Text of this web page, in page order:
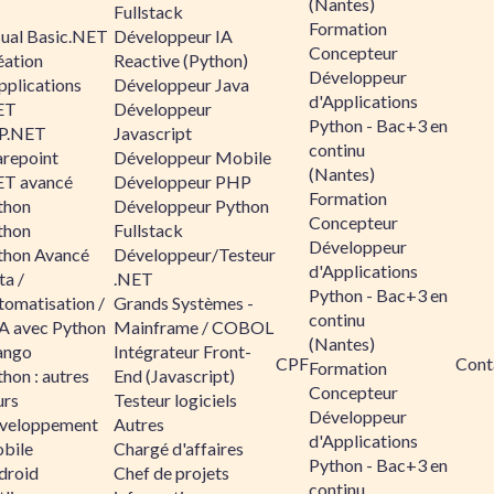
Basic.NET
avancé
Avancé
/
/
avec Python
: autres
Fullstack
Développeur IA
Reactive (Python)
Développeur Java
Développeur
Javascript
Développeur Mobile
Développeur PHP
Développeur Python
Fullstack
Développeur/Testeur
.NET
Grands Systèmes -
Mainframe / COBOL
Intégrateur Front-
End (Javascript)
Testeur logiciels
Autres
Chargé d'affaires
Chef de projets
CPF
Formation
Concepteur
Développeur
d'Applications
Python - Bac+3 en
continu
(Nantes)
Formation
Concepteur
Développeur
d'Applications
Python - Bac+3 en
continu
(Nantes)
Formation
Concepteur
Développeur
d'Applications
Python - Bac+3 en
continu